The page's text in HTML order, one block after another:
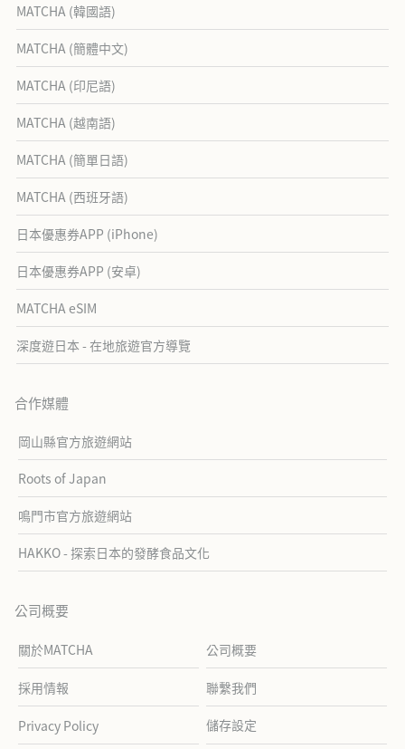
MATCHA (韓國語)
MATCHA (簡體中文)
MATCHA (印尼語)
MATCHA (越南語)
MATCHA (簡單日語)
MATCHA (西班牙語)
日本優惠券APP (iPhone)
日本優惠券APP (安卓)
MATCHA eSIM
深度遊日本 - 在地旅遊官方導覽
合作媒體
岡山縣官方旅遊網站
Roots of Japan
鳴門市官方旅遊網站
HAKKO - 探索日本的發酵食品文化
公司概要
關於MATCHA 公司概要
採用情報 聯繫我們
Privacy Policy 儲存設定